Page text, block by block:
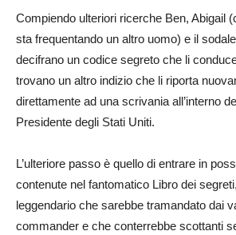
Compiendo ulteriori ricerche Ben, Abigail
sta frequentando un altro uomo) e il
decifrano un codice segreto che li
trovano un altro indizio che li riporta
direttamente ad una scrivania all’interno
Presidente degli Stati Uniti.
L’ulteriore passo è quello di entrare in
contenute nel fantomatico Libro dei
leggendario che sarebbe tramandato dai
commander e che conterrebbe scottanti